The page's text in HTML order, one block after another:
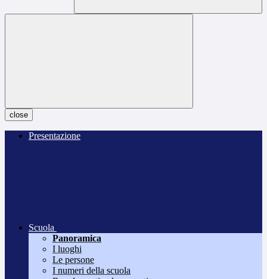
close
Presentazione
Scuola
Panoramica
I luoghi
Le persone
I numeri della scuola